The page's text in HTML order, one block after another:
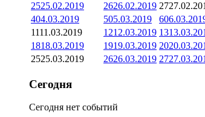
2525.02.2019 2626.02.2019 27
404.03.2019 505.03.2019 6
1111.03.2019 1212.03.2019 13
1818.03.2019 1919.03.2019 20
2525.03.2019 2626.03.2019 27
Сегодня
Сегодня нет событий